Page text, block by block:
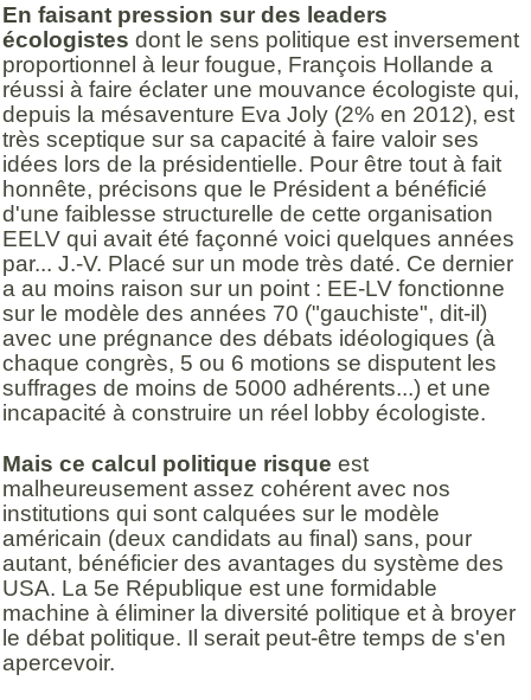
En faisant pression sur des leaders
écologistes dont le sens politique est inversement
proportionnel à leur fougue, François Hollande a
réussi à faire éclater une mouvance écologiste qui,
depuis la mésaventure Eva Joly (2% en 2012), est
très sceptique sur sa capacité à faire valoir ses
idées lors de la présidentielle. Pour être tout à fait
honnête, précisons que le Président a bénéficié
d'une faiblesse structurelle de cette organisation
EELV qui avait été façonné voici quelques années
par... J.-V. Placé sur un mode très daté. Ce dernier
a au moins raison sur un point : EE-LV fonctionne
sur le modèle des années 70 ("gauchiste", dit-il)
avec une prégnance des débats idéologiques (à
chaque congrès, 5 ou 6 motions se disputent les
suffrages de moins de 5000 adhérents...) et une
incapacité à construire un réel lobby écologiste.
Mais ce calcul politique risque est
malheureusement assez cohérent avec nos
institutions qui sont calquées sur le modèle
américain (deux candidats au final) sans, pour
autant, bénéficier des avantages du système des
USA. La 5e République est une formidable
machine à éliminer la diversité politique et à broyer
le débat politique. Il serait peut-être temps de s'en
apercevoir.